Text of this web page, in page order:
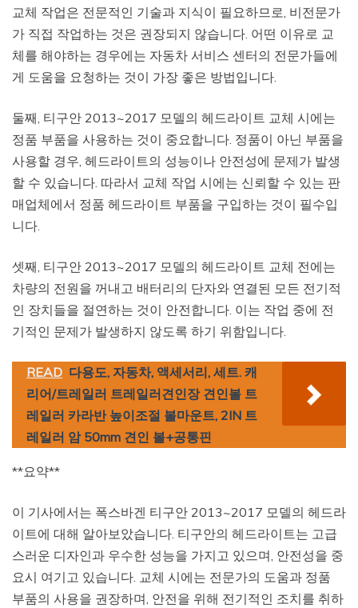
교체 작업은 전문적인 기술과 지식이 필요하므로, 비전문가
가 직접 작업하는 것은 권장되지 않습니다. 어떤 이유로 교
체를 해야하는 경우에는 자동차 서비스 센터의 전문가들에
게 도움을 요청하는 것이 가장 좋은 방법입니다.
둘째, 티구안 2013~2017 모델의 헤드라이트 교체 시에는
정품 부품을 사용하는 것이 중요합니다. 정품이 아닌 부품을
사용할 경우, 헤드라이트의 성능이나 안전성에 문제가 발생
할 수 있습니다. 따라서 교체 작업 시에는 신뢰할 수 있는 판
매업체에서 정품 헤드라이트 부품을 구입하는 것이 필수입
니다.
셋째, 티구안 2013~2017 모델의 헤드라이트 교체 전에는
차량의 전원을 꺼내고 배터리의 단자와 연결된 모든 전기적
인 장치들을 절연하는 것이 안전합니다. 이는 작업 중에 전
기적인 문제가 발생하지 않도록 하기 위함입니다.
READ 다용도, 자동차, 액세서리, 세트. 캐
리어/트레일러 트레일러견인장 견인볼 트
레일러 카라반 높이조절 볼마운트, 2IN 트
레일러 암 50mm 견인 볼+공통핀
**요약**
이 기사에서는 폭스바겐 티구안 2013~2017 모델의 헤드라
이트에 대해 알아보았습니다. 티구안의 헤드라이트는 고급
스러운 디자인과 우수한 성능을 가지고 있으며, 안전성을 중
요시 여기고 있습니다. 교체 시에는 전문가의 도움과 정품
부품의 사용을 권장하며, 안전을 위해 전기적인 조치를 취하